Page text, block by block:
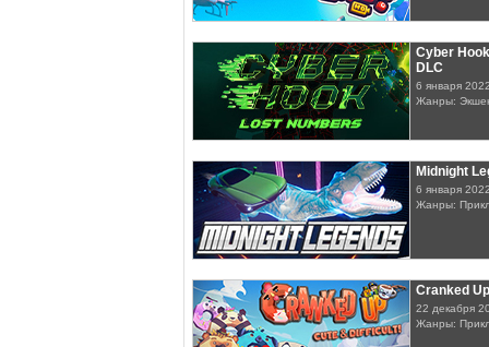
Cyber
DLC
6 января
Жанры:
Midnight
6 января
Жанры:
Cranked Up
22 декабря
Жанры: